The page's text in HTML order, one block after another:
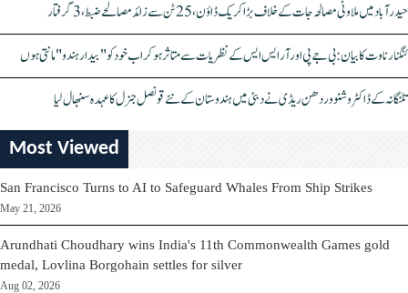
حیدرآباد میں ملاوٹی مصالحہ جات کے خلاف بڑا کریک ڈاؤن، 25 ٹن سے زائد مصالحے ضبط، 3 گرفتار
کنگنا رناوت کا بیان: بی جے پی اور آر ایس ایس کے نظریات سے متاثر ہو کر اب خود کو "بیدار ہندو" مانتی ہوں
تلنگانہ کے ڈاکٹر وشنو وردھن ریڈی نے دبئی میں ہندوستان کے نئے قونصل جنرل کا عہدہ سنبھال لیا
Most Viewed
San Francisco Turns to AI to Safeguard Whales From Ship Strikes
May 21, 2026
Arundhati Choudhary wins India's 11th Commonwealth Games gold
medal, Lovlina Borgohain settles for silver
Aug 02, 2026